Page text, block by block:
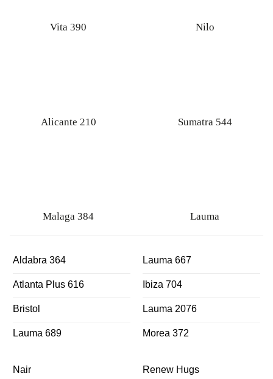
Vita 390 Nilo
Alicante 210 Sumatra 544
Malaga 384 Lauma
Aldabra 364
Atlanta Plus 616
Bristol
Lauma 689
Lauma 667
Ibiza 704
Lauma 2076
Morea 372
Nair Renew Hugs